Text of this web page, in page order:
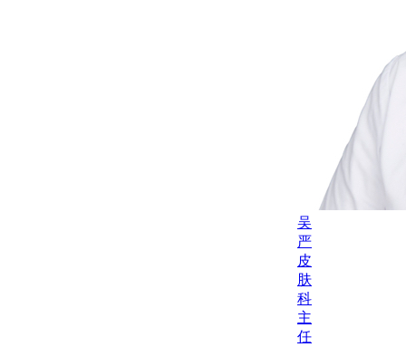
吴
严
皮
肤
科
主
任